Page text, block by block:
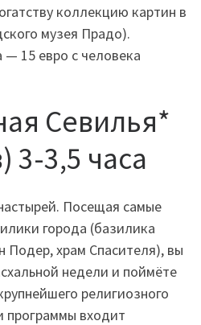
коллекцию картин в
музея Прадо).
— 15 евро с человека
Севилья*
3-3,5 часа
Посещая самые
города (базилика
Подер, храм Спасителя), вы
недели и поймёте
религиозного
программы входит